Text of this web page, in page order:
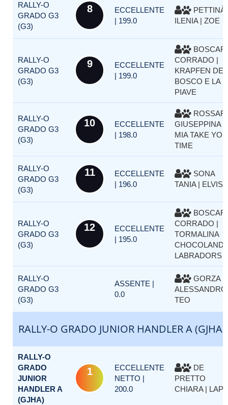
RALLY-O
GRADO G3
(G3)
8
ECCELLENTE
| 199.0
PETTINÀ
ILENIA | ZOE
RALLY-O
GRADO G3
(G3)
9
ECCELLENTE
| 199.0
CORRADO |
KRAPFEN DEL
BOSCO E LA
PIAVE
RALLY-O
GRADO G3
(G3)
10
ECCELLENTE
| 198.0
GIUSEPPINA |
MIA TAKE
TIME
RALLY-O
GRADO G3
(G3)
11
ECCELLENTE
| 196.0
SONA
TANIA | ELVIS
RALLY-O
GRADO G3
(G3)
12
ECCELLENTE
| 195.0
CORRADO |
TORMALINA
CHOCOLAND
LABRADORS
RALLY-O
GRADO G3
(G3)
ASSENTE |
0.0
GORZA
TEO
RALLY-O GRADO JUNIOR HANDLER A (GJHA)
RALLY-O
GRADO
JUNIOR
HANDLER A
(GJHA)
1
ECCELLENTE
NETTO |
200.0
DE
PRETTO
CHIARA |